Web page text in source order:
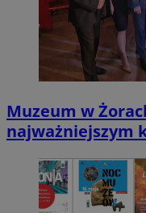
Muzeum w
najważniejszym